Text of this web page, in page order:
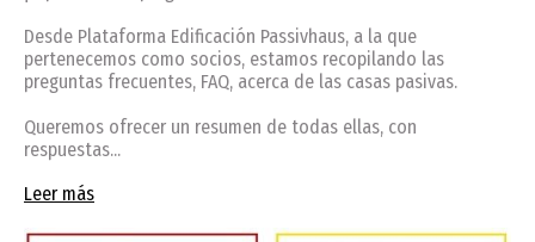
Desde Plataforma Edificación Passivhaus, a la que
pertenecemos como socios, estamos recopilando las
preguntas frecuentes, FAQ, acerca de las casas pasivas.
Queremos ofrecer un resumen de todas ellas, con
respuestas...
Leer más